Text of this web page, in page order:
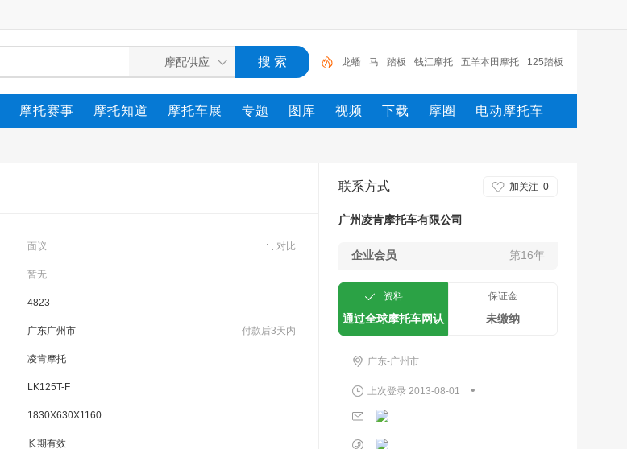
龙蟠 马 踏板 钱江摩托 五羊本田摩托 125踏板
摩托车 新大洲 电动车 摩托 摩托车
摩托赛事 摩托知道 摩托车展 专题 图库 视频 下载 摩圈 电动摩托车
面议 对比
暂无
4823
广东广州市 付款后3天内
凌肯摩托
LK125T-F
1830X630X1160
长期有效
联系方式 加关注 0
广州凌肯摩托车有限公司
企业会员 第16年
资料
通过全球摩托车网认
证
保证金
未缴纳
广东-广州市
上次登录 2013-08-01 •